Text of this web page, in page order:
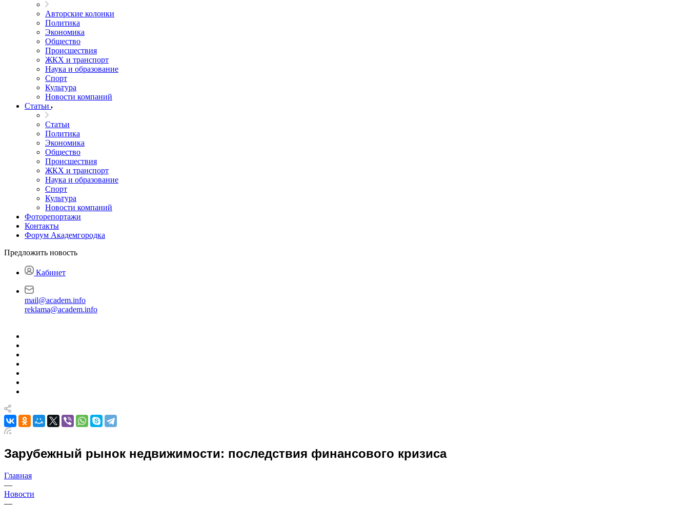
Авторские колонки
Политика
Экономика
Общество
Происшествия
ЖКХ и транспорт
Наука и образование
Спорт
Культура
Новости компаний
Статьи
Статьи
Политика
Экономика
Общество
Происшествия
ЖКХ и транспорт
Наука и образование
Спорт
Культура
Новости компаний
Фоторепортажи
Контакты
Форум Академгородка
Предложить новость
Кабинет
mail@academ.info
reklama@academ.info
Зарубежный рынок недвижимости: последствия финансового кризиса
Главная
—
Новости
—